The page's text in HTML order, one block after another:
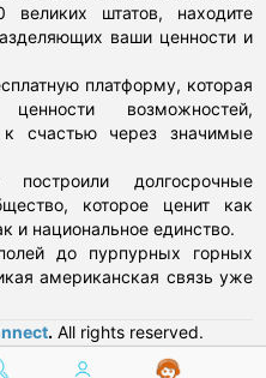
штатов, находите
ваши ценности и
платформу, которая
возможностей,
счастью через значимые
долгосрочные
которое ценит как
и национальное единство.
до пурпурных горных
американская связь уже
. All rights reserved.